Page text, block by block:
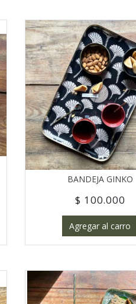
BANDEJA GINKO
$ 100.000
Agregar al carro